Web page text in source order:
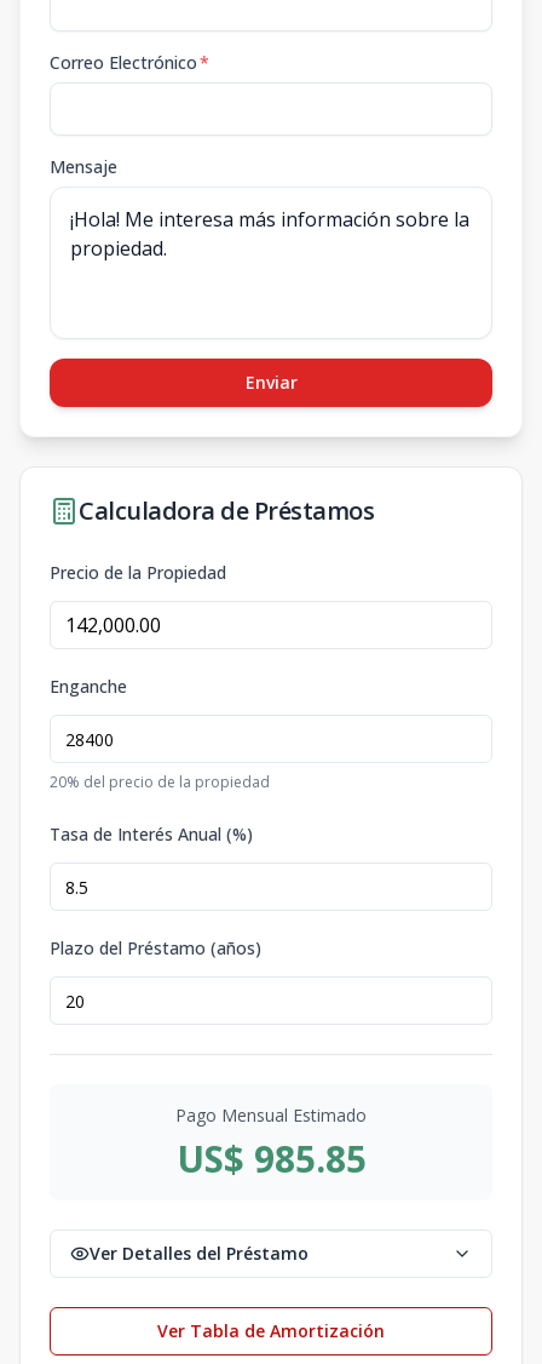
Correo Electrónico*
Mensaje
Enviar
Calculadora de Préstamos
Precio de la Propiedad
Enganche
20% del precio de la propiedad
Tasa de Interés Anual (%)
Plazo del Préstamo (años)
Pago Mensual Estimado
US$ 985.85
Ver Detalles del Préstamo
Ver Tabla de Amortización